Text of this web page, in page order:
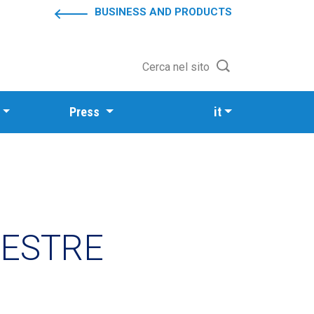
BUSINESS AND PRODUCTS
Cerca nel sito
it
Press